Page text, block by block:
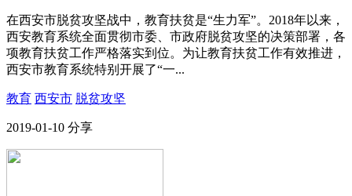
在西安市脱贫攻坚战中，教育扶贫是“生力军”。2018年以来，
西安教育系统全面贯彻市委、市政府脱贫攻坚的决策部署，各
项教育扶贫工作严格落实到位。为让教育扶贫工作有效推进，
西安市教育系统特别开展了“一...
教育 西安市 脱贫攻坚
2019-01-10 分享